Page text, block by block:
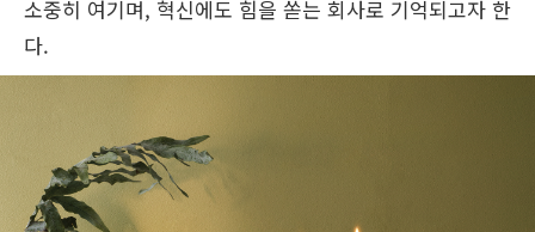
소중히 여기며, 혁신에도 힘을 쏟는 회사로 기억되고자 한
다.